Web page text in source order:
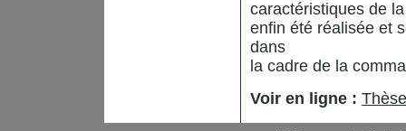
caractéristiques de
enfin été réalisée et
dans
la cadre de la
Voir en ligne :